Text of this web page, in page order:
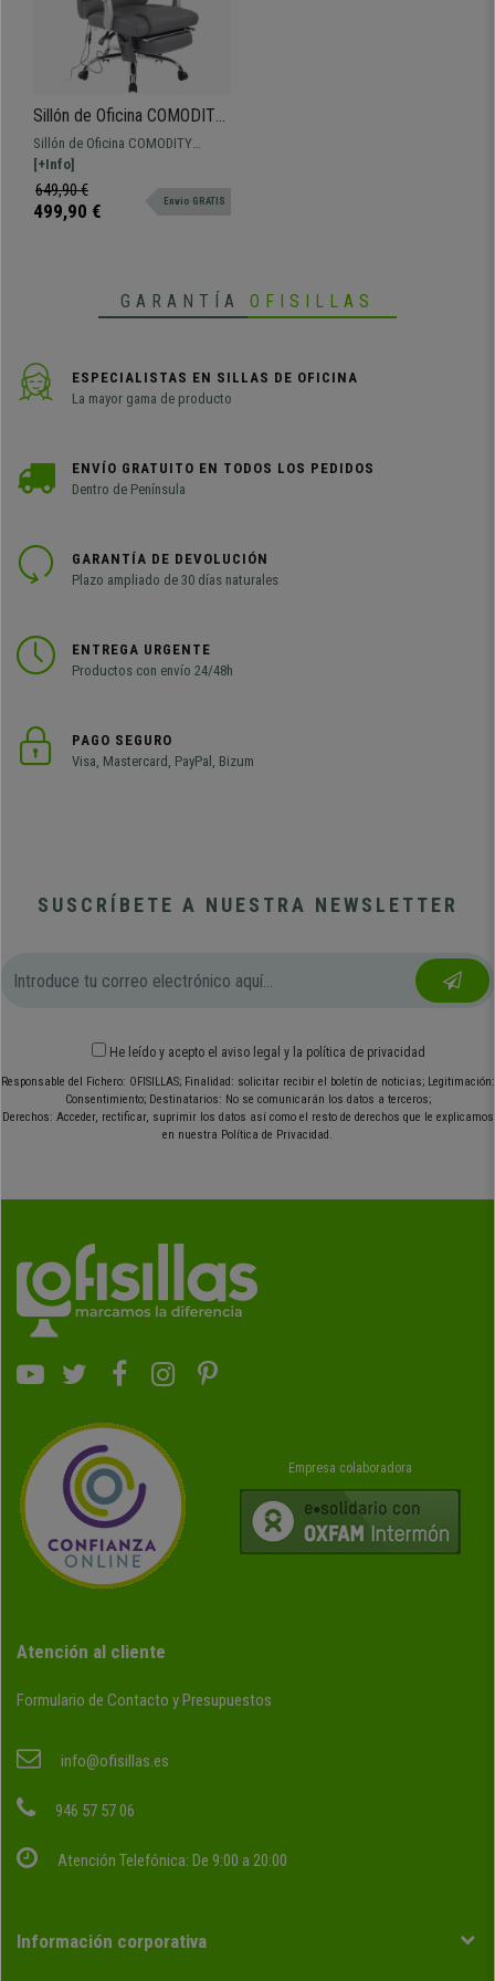
Sillón de Oficina COMODITY
MASAJE PIEL NATURAL,
Reposapiés Extensible,
Función Masaje, en color
Gris
Sillón de Oficina COMODITY
MASAJE PIEL NATURAL: con
función de masaje, reclinable y
con reposapiés extensible es el
[+Info]
649,90 €
499,90 € Envio GRATIS
GARANTÍA OFISILLAS
ESPECIALISTAS EN SILLAS DE OFICINA
La mayor gama de producto
ENVÍO GRATUITO EN TODOS LOS PEDIDOS
Dentro de Península
GARANTÍA DE DEVOLUCIÓN
Plazo ampliado de 30 días naturales
ENTREGA URGENTE
Productos con envío 24/48h
PAGO SEGURO
Visa, Mastercard, PayPal, Bizum
SUSCRÍBETE A NUESTRA NEWSLETTER
He leído y acepto el aviso legal y la política de privacidad
Responsable del Fichero: OFISILLAS; Finalidad: solicitar recibir el boletín de noticias; Legitimación:
Consentimiento; Destinatarios: No se comunicarán los datos a terceros;
Derechos: Acceder, rectificar, suprimir los datos así como el resto de derechos que le explicamos
en nuestra Política de Privacidad.
Empresa colaboradora
Atención al cliente
Formulario de Contacto y Presupuestos
info@ofisillas.es
946 57 57 06
Atención Telefónica: De 9:00 a 20:00
Información corporativa